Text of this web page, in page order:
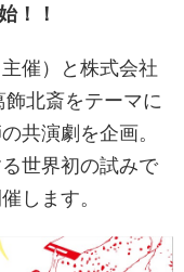
！！
催）と株式会社
北斎をテーマに
共演劇を企画。
世界初の試みで
します。